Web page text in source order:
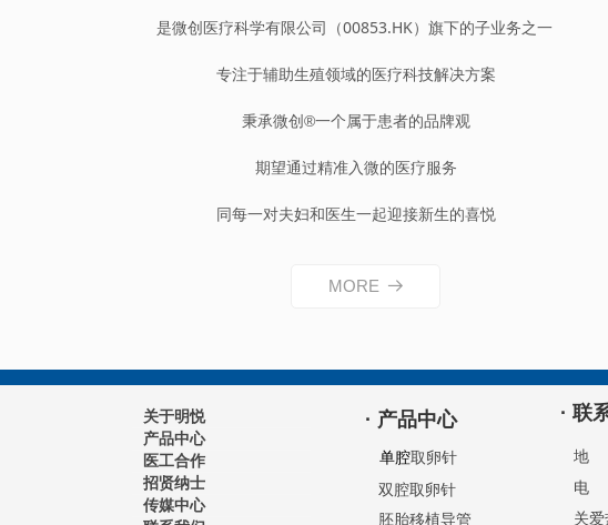
MORE 뀠
是微创医疗科学有限公司（00853.HK）旗下的子业务之一
专注于辅助生殖领域的医疗科技解决方案
秉承微创®一个属于患者的品牌观
期望通过精准入微的医疗服务
同每一对夫妇和医生一起迎接新生的喜悦
关于明悦
产品中心
医工合作
招贤纳士
传媒中心
地
电
关
· 联
· 产品中心
单腔取卵针
胚胎移植导管
双腔取卵针